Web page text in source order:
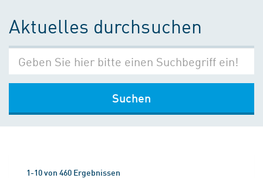
Aktuelles durchsuchen
Suchen
1-10 von 460 Ergebnissen